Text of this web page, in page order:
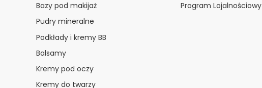
Bazy pod makijaż
Pudry mineralne
Podkłady i kremy BB
Balsamy
Kremy pod oczy
Kremy do twarzy
Program Lojalnościowy